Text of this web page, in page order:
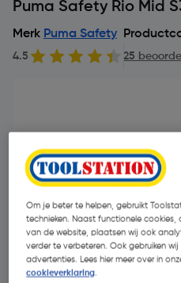
Puma Safety Rio Mid
Merk Puma Safety
4.5 25
Om je beter te helpen, gebruikt
technieken. Naast functionele cookies,
van de website, plaatsen wij ook
verder te verbeteren. Ook gebruiken
advertenties. Lees hier meer over in
cookieverklaring.